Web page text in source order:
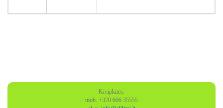
Kreipkitės:
mob. +370 606 35555